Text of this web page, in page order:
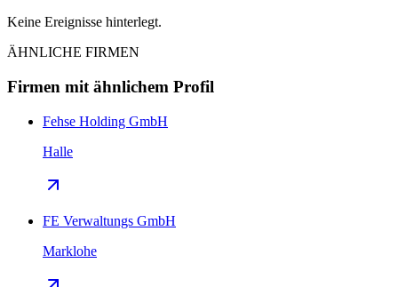
Keine Ereignisse hinterlegt.
ÄHNLICHE FIRMEN
Firmen mit ähnlichem Profil
Fehse Holding GmbH
Halle
FE Verwaltungs GmbH
Marklohe